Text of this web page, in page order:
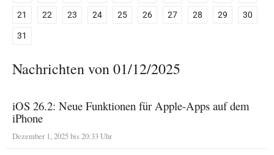
21
22 23 24 25 26 27 28 29
30
31
Nachrichten von 01/12/2025
iOS 26.2: Neue Funktionen für Apple-Apps auf dem
iPhone
Dezember 1, 2025 bis 20:33 Uhr